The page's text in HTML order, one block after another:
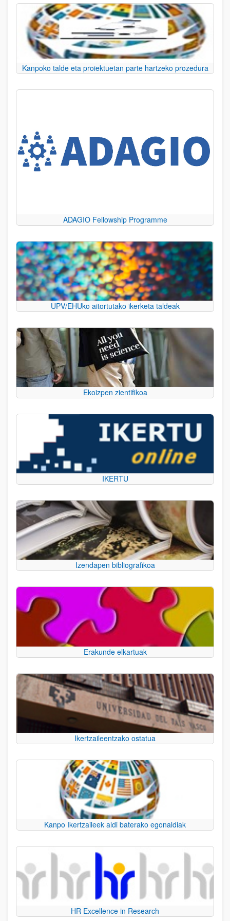
Kanpoko talde eta proiektuetan parte hartzeko prozedura
ADAGIO Fellowship Programme
UPV/EHUko aitortutako ikerketa taldeak
Ekoizpen zientifikoa
IKERTU
Izendapen bibliografikoa
Erakunde elkartuak
Ikertzaileentzako ostatua
Kanpo Ikertzaileek aldi baterako egonaldiak
HR Excellence in Research